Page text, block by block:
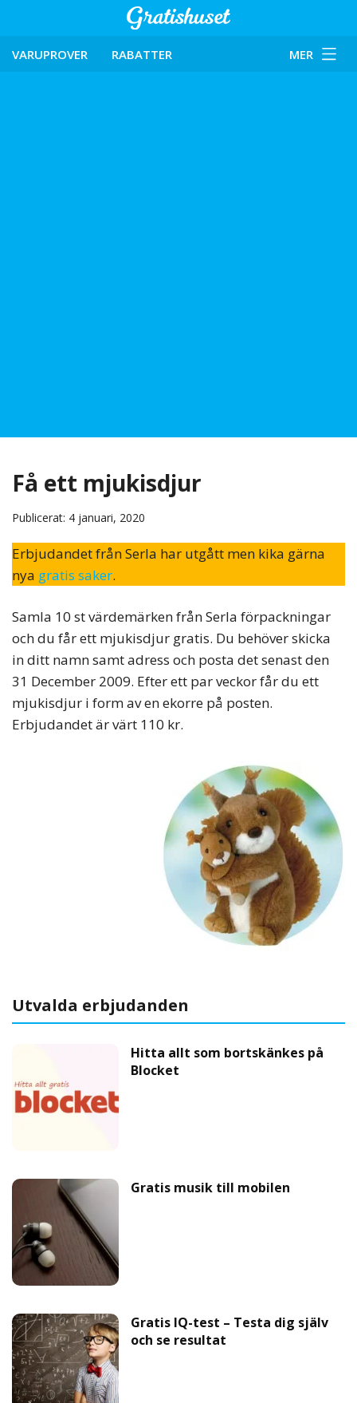
VARUPROVER RABATTER MER
Få ett mjukisdjur
Publicerat: 4 januari, 2020
Erbjudandet från Serla har utgått men kika gärna
nya gratis saker.
Samla 10 st värdemärken från Serla förpackningar
och du får ett mjukisdjur gratis. Du behöver skicka
in ditt namn samt adress och posta det senast den
31 December 2009. Efter ett par veckor får du ett
mjukisdjur i form av en ekorre på posten.
Erbjudandet är värt 110 kr.
Utvalda erbjudanden
Hitta allt som bortskänkes på
Blocket
Gratis musik till mobilen
Gratis IQ-test – Testa dig själv
och se resultat